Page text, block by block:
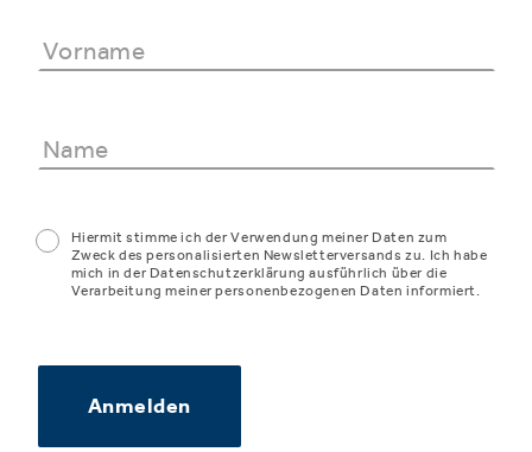
Hiermit stimme ich der Verwendung meiner Daten zum
Zweck des personalisierten Newsletterversands zu. Ich habe
mich in der Datenschutzerklärung ausführlich über die
Verarbeitung meiner personenbezogenen Daten informiert.
Anmelden